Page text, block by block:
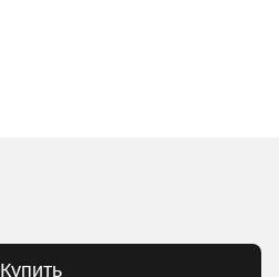
Купить